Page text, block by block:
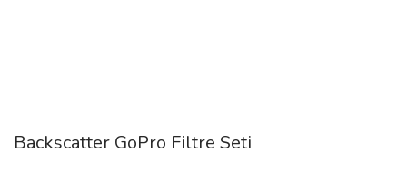
Backscatter GoPro Filtre Seti